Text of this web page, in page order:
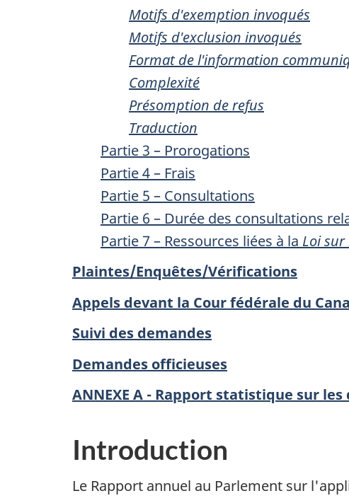
Motifs d'exemption invoqués
Motifs d'exclusion invoqués
Format de l'information
Complexité
Présomption de refus
Traduction
Partie 3 – Prorogations
Partie 4 – Frais
Partie 5 – Consultations
Partie 6 – Durée des consultations
Partie 7 – Ressources liées à la Loi
Plaintes/Enquêtes/Vérifications
Appels devant la Cour fédérale du
Suivi des demandes
Demandes officieuses
ANNEXE A - Rapport statistique sur
Introduction
Le Rapport annuel au Parlement sur